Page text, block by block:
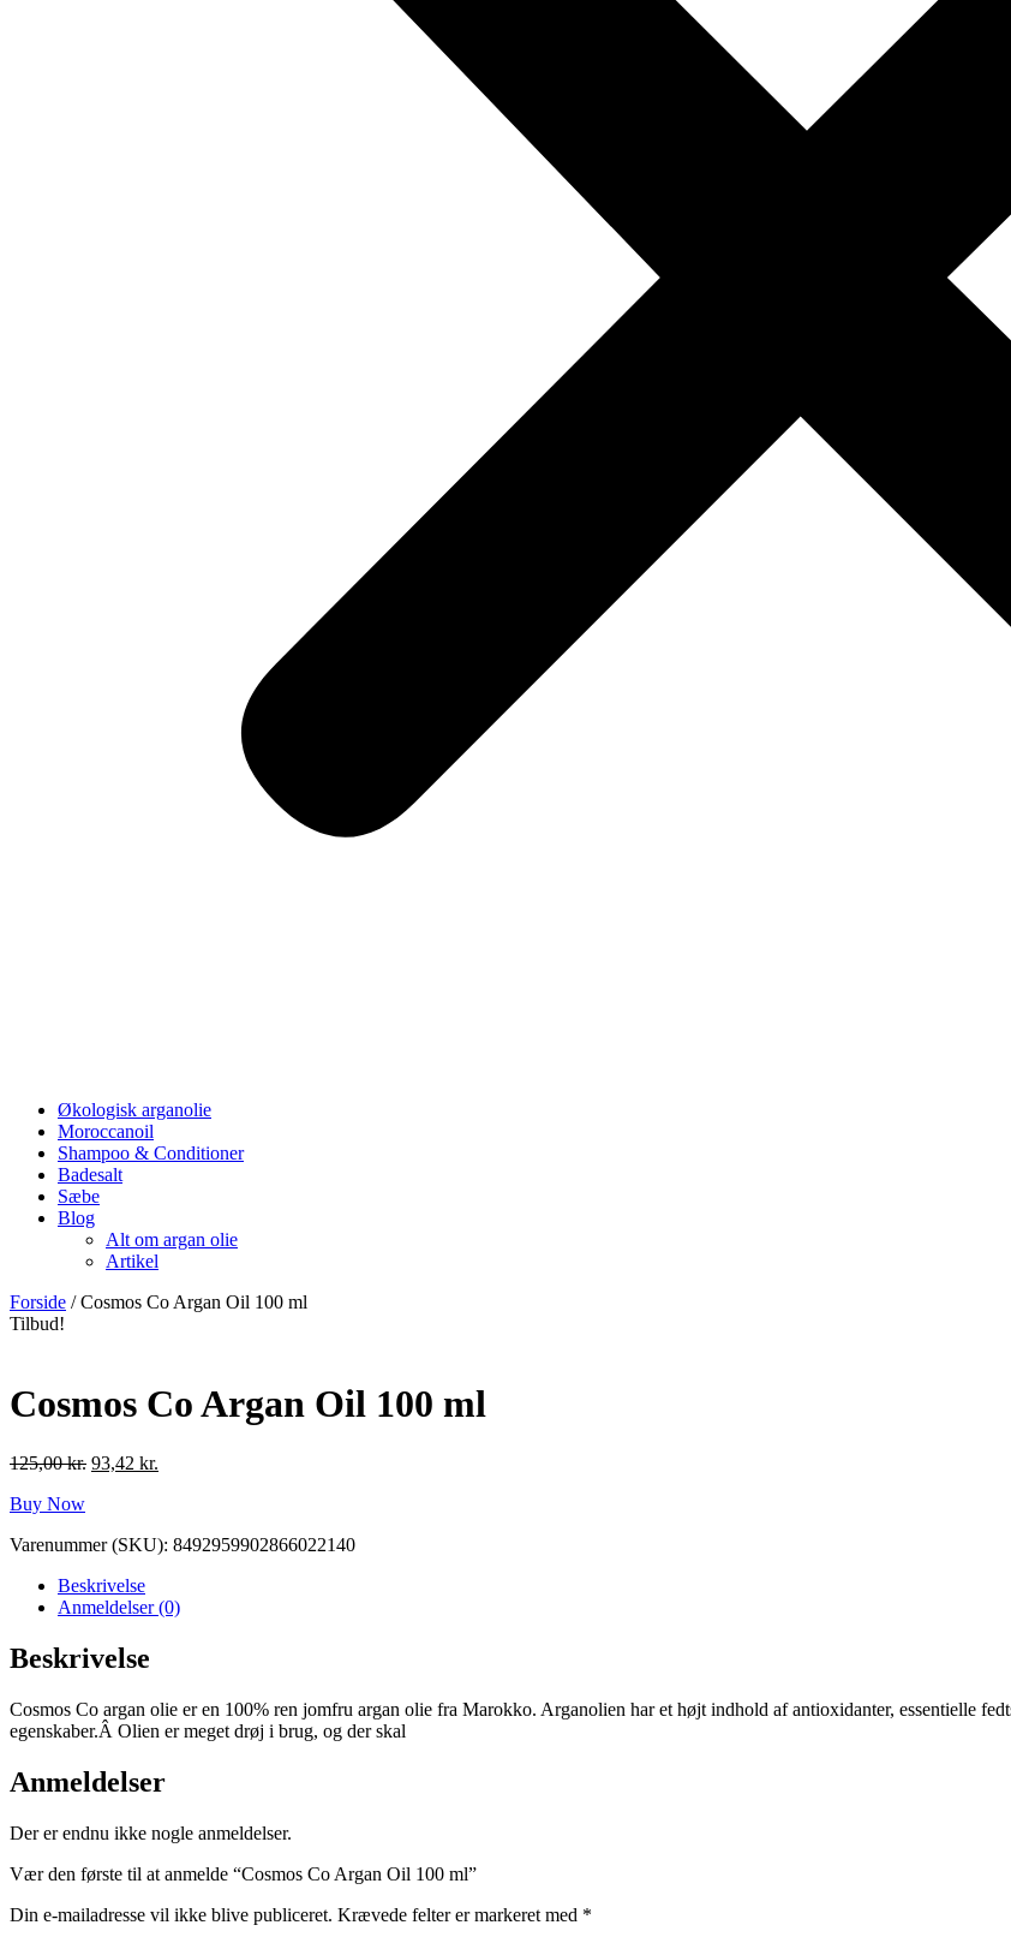
Økologisk arganolie
Moroccanoil
Shampoo & Conditioner
Badesalt
Sæbe
Blog
Alt om argan olie
Artikel
Forside / Cosmos Co Argan Oil 100 ml
Tilbud!
Cosmos Co Argan Oil 100 ml
125,00kr. Den
125,00 kr..
93,42 kr.
93,42 kr..
Buy Now
Varenummer (SKU): 8492959902866022140
Beskrivelse
Anmeldelser (0)
Beskrivelse
Cosmos Co argan olie er en 100% ren jomfru argan olie fra Marokko. Arganolien har et højt indhold af antioxidanter, essentielle
egenskaber.Â Olien er meget drøj i brug, og der skal
Anmeldelser
Der er endnu ikke nogle anmeldelser.
Vær den første til at anmelde “Cosmos Co Argan Oil 100 ml”
Din e-mailadresse vil ikke blive publiceret. Krævede felter er markeret med *